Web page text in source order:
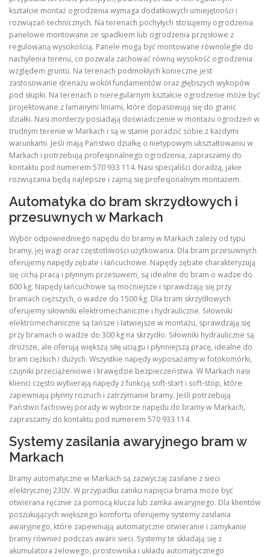
kształcie montaż ogrodzenia wymaga dodatkowych umiejętności i
rozwiązań technicznych. Na terenach pochyłych stosujemy ogrodzenia
panelowe montowane ze spadkiem lub ogrodzenia przęsłowe z
regulowaną wysokością. Panele mogą być montowane równolegle do
nachylenia terenu, co pozwala zachować równą wysokość ogrodzenia
względem gruntu. Na terenach podmokłych konieczne jest
zastosowanie drenażu wokół fundamentów oraz głębszych wykopów
pod słupki. Na terenach o nieregularnym kształcie ogrodzenie może być
projektowane z łamanymi liniami, które dopasowują się do granic
działki. Nasi monterzy posiadają doświadczenie w montażu ogrodzeń w
trudnym terenie w Markach i są w stanie poradzić sobie z każdymi
warunkami. Jeśli mają Państwo działkę o nietypowym ukształtowaniu w
Markach i potrzebują profesjonalnego ogrodzenia, zapraszamy do
kontaktu pod numerem 570 933 114. Nasi specjaliści doradzą, jakie
rozwiązania będą najlepsze i zajmą się profesjonalnym montażem.
Automatyka do bram skrzydłowych i
przesuwnych w Markach
Wybór odpowiedniego napędu do bramy w Markach zależy od typu
bramy, jej wagi oraz częstotliwości użytkowania. Dla bram przesuwnych
oferujemy napędy zębate i łańcuchowe. Napędy zębate charakteryzują
się cichą pracą i płynnym przesuwem, są idealne do bram o wadze do
800 kg. Napędy łańcuchowe są mocniejsze i sprawdzają się przy
bramach cięższych, o wadze do 1500 kg. Dla bram skrzydłowych
oferujemy siłowniki elektromechaniczne i hydrauliczne. Siłowniki
elektromechaniczne są tańsze i łatwiejsze w montażu, sprawdzają się
przy bramach o wadze do 300 kg na skrzydło. Siłowniki hydrauliczne są
droższe, ale oferują większą siłę uciągu i płynniejszą pracę, idealne do
bram ciężkich i dużych. Wszystkie napędy wyposażamy w fotokomórki,
czujniki przeciążeniowe i krawędzie bezpieczeństwa. W Markach nasi
klienci często wybierają napędy z funkcją soft-start i soft-stop, które
zapewniają płynny rozruch i zatrzymanie bramy. Jeśli potrzebują
Państwo fachowej porady w wyborze napędu do bramy w Markach,
zapraszamy do kontaktu pod numerem 570 933 114.
Systemy zasilania awaryjnego bram w
Markach
Bramy automatyczne w Markach są zazwyczaj zasilane z sieci
elektrycznej 230V. W przypadku zaniku napięcia brama może być
otwierana ręcznie za pomocą klucza lub zamka awaryjnego. Dla klientów
poszukujących większego komfortu oferujemy systemy zasilania
awaryjnego, które zapewniają automatyczne otwieranie i zamykanie
bramy również podczas awarii sieci. Systemy te składają się z
akumulatora żelowego, prostownika i układu automatycznego